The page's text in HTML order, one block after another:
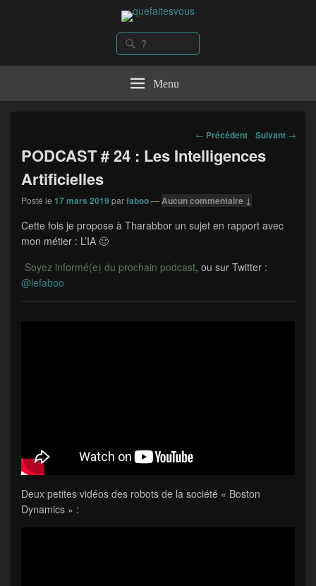
quefaitesvousRechercher :
Recherche
Menu
Navigation
les
← Précédent Suivant →
PODCAST # 24 : Les Intelligences
Artificielles
Posté le 17 mars 2019 parfaboo—Aucun commentaire ↓
Cette fois je propose à Tharabbor un sujet en rapport avec
mon métier : L’IA 🙂
Soyez informé(e) du prochain podcast, ou sur Twitter :
@lefaboo
Deux petites vidéos des robots de la société « Boston
Dynamics » :